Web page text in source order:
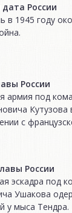
России
в 1945 году
России
армия под
Кутузова
с
России
эскадра под
Ушакова
у мыса Тендра.